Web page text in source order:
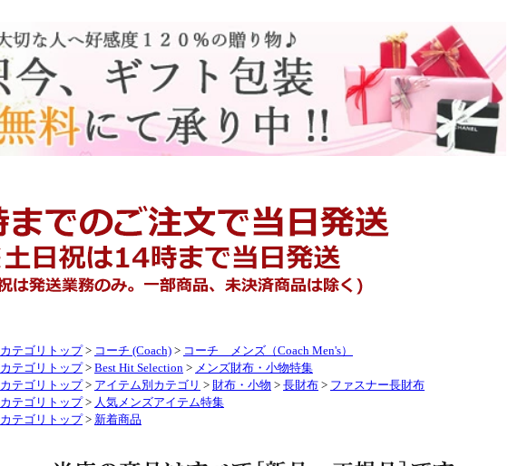
カテゴリトップ > コーチ (Coach) > コーチ メンズ（Coach Men's）
カテゴリトップ > Best Hit Selection > メンズ財布・小物特集
カテゴリトップ > アイテム別カテゴリ > 財布・小物 > 長財布 > ファスナー長財布
カテゴリトップ > 人気メンズアイテム特集
カテゴリトップ > 新着商品